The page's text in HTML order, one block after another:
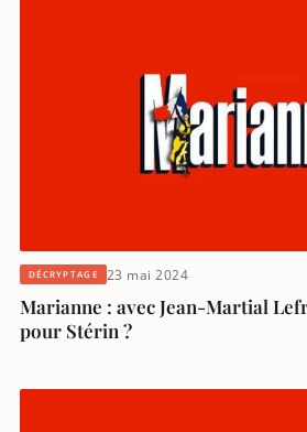
DÉCRYPTAGE 23 mai 2024
Marianne : avec Jean-Martial
pour Stérin ?